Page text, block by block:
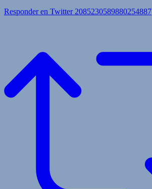
Responder en Twitter 2085230589880254887